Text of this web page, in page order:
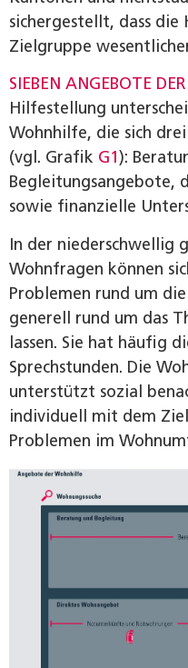
sichergestellt, dass
Zielgruppe
SIEBEN ANGEBOTE
Hilfestellung
Wohnhilfe, die sich
(vgl. Grafik G1):
Begleitungsangebote,
sowie finanzielle
In der niederschwellig
Wohnfragen können
Problemen rund um
generell rund um das
lassen. Sie hat häufig
Sprechstunden. Die
unterstützt sozial
individuell mit dem
Problemen im